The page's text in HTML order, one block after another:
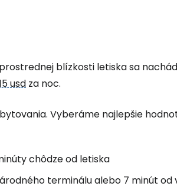
blízkosti letiska sa
usd za noc.
Vyberáme najlepšie
chôdze od letiska
terminálu alebo 7 minút
Pokračovať s e-mailom